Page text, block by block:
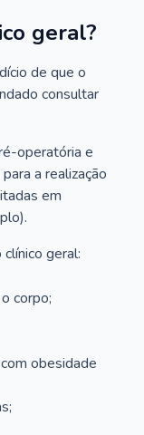
geral?
de que o
consultar
operatória e
a realização
em
geral:
corpo;
obesidade